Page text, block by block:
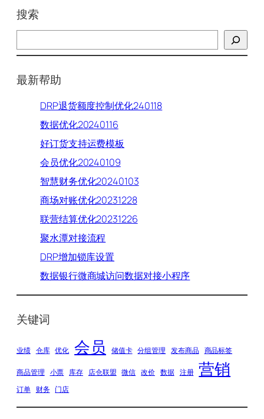
搜索
索
最新帮助
DRP退货额度控制优化240118
数据优化20240116
好订货支持运费模板
会员优化20240109
智慧财务优化20240103
商场对账优化20231228
联营结算优化20231226
聚水潭对接流程
DRP增加锁库设置
数据银行微商城访问数据对接小程序
关键词
业绩 仓库 优化 会员 储值卡 分组管理 发布商品 商品标签
商品管理 小票 库存 店仓联盟 微信 改价 数据 注册 营销
订单 财务 门店